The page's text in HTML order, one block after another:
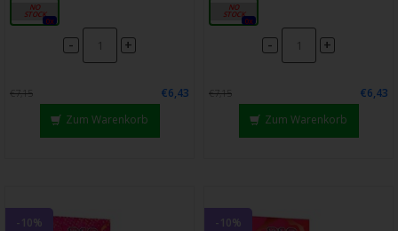
20mg
0x
- +
€7,15
€6,43
Zum Warenkorb
20mg
0x
- +
€7,15
€6,43
Zum Warenkorb
-10% -10%